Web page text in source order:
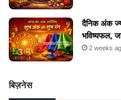
दैनिक अंक
भविष्यफल,
2 weeks
बिज़नेस